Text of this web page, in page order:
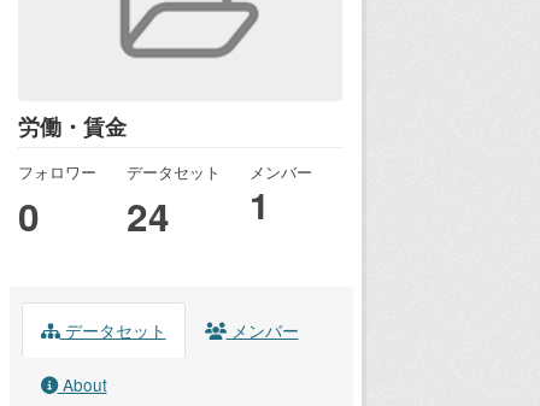
労働・賃金
フォロワー
0
データセット
24
メンバー
1
データセット メンバー
About